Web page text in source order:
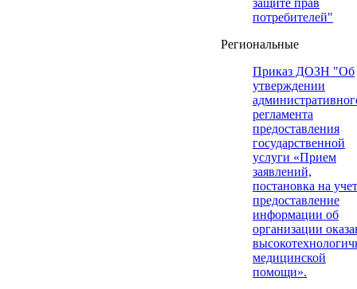
защите прав
потребителей"
Региональные
Приказ ДОЗН "Об
утверждении
регламента
предоставления
государственной
услуги «Прием
заявлений,
постановка на
предоставление
информации об
организации
медицинской
помощи».